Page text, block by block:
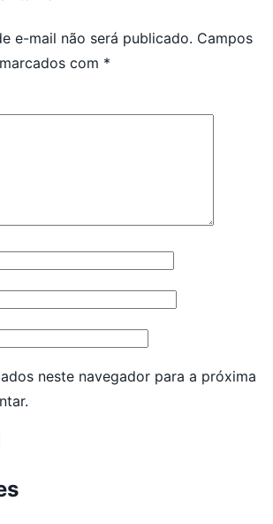
e-mail não será publicado. Campos
com *
neste navegador para a próxima